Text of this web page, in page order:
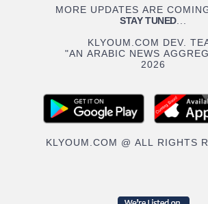
MORE UPDATES ARE
STAY TUNED...
KLYOUM.COM DEV.
"AN ARABIC NEWS
2026
KLYOUM.COM @ ALL RIGHTS